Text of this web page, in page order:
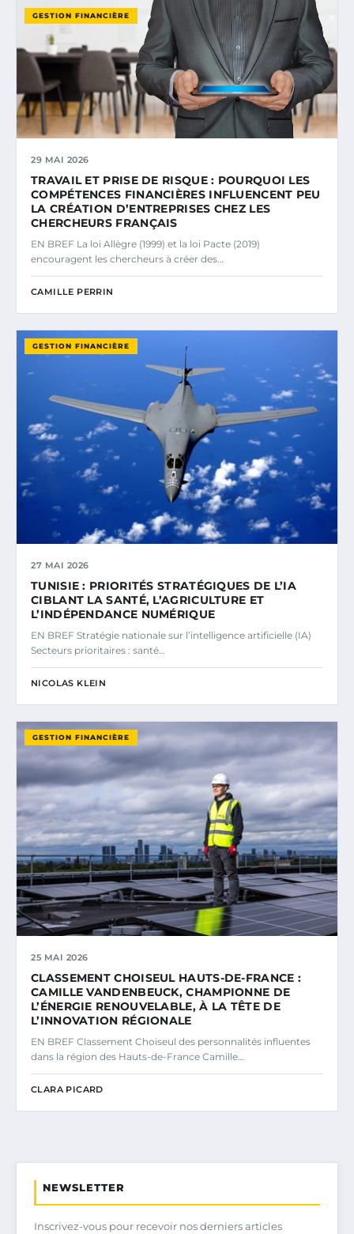
GESTION FINANCIÈRE
29 MAI 2026
TRAVAIL ET PRISE DE RISQUE : POURQUOI LES
COMPÉTENCES FINANCIÈRES INFLUENCENT PEU
LA CRÉATION D’ENTREPRISES CHEZ LES
CHERCHEURS FRANÇAIS
EN BREF La loi Allègre (1999) et la loi Pacte (2019)
encouragent les chercheurs à créer des…
CAMILLE PERRIN
GESTION FINANCIÈRE
27 MAI 2026
TUNISIE : PRIORITÉS STRATÉGIQUES DE L’IA
CIBLANT LA SANTÉ, L’AGRICULTURE ET
L’INDÉPENDANCE NUMÉRIQUE
EN BREF Stratégie nationale sur l’intelligence artificielle (IA)
Secteurs prioritaires : santé…
NICOLAS KLEIN
GESTION FINANCIÈRE
25 MAI 2026
CLASSEMENT CHOISEUL HAUTS-DE-FRANCE :
CAMILLE VANDENBEUCK, CHAMPIONNE DE
L’ÉNERGIE RENOUVELABLE, À LA TÊTE DE
L’INNOVATION RÉGIONALE
EN BREF Classement Choiseul des personnalités influentes
dans la région des Hauts-de-France Camille…
CLARA PICARD
NEWSLETTER
Inscrivez-vous pour recevoir nos derniers articles